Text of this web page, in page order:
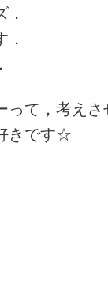
って，考え
きです☆